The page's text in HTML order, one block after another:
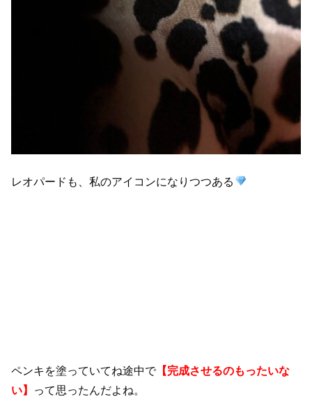
レオパードも、私のアイコンになりつつある
ペンキを塗っていてね途中で【完成させるのもったいな
い】 って思ったんだよね。